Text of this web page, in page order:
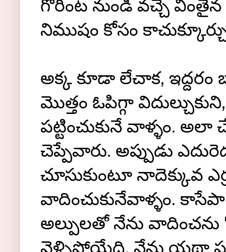
గోరింట నుండి వచ్చే
నిముషం కోసం
అక్క కూడా లేచాక,
మొత్తం ఓపిగ్గా
పట్టించుకునే వాళ్ళం. అలా
చెప్పేవారు. అప్పుడు
చూసుకుంటూ నాదెక్కువ
వాదించుకునేవాళ్ళం.
అల్పులతో నేను
వెళ్ళిపోయేది. నేను యథా